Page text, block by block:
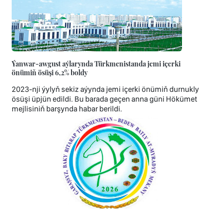
Ýanwar-awgust aýlarynda Türkmenistanda jemi içerki
önümiň ösüşi 6,2% boldy
2023-nji ýylyň sekiz aýynda jemi içerki önümiň durnukly
ösüşi üpjün edildi. Bu barada geçen anna güni Hökümet
mejlisiniň barşynda habar berildi.